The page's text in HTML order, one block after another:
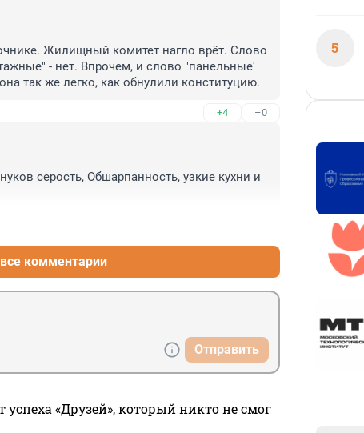
Жилищный комитет нагло врёт. Слово
- нет. Впрочем, и слово "панельные'
так же легко, как обнулили конституцию.
+4 –0
серость, Обшарпанность, узкие кухни и
комментарии
Отправить
успеха «Друзей», который никто не смог
5